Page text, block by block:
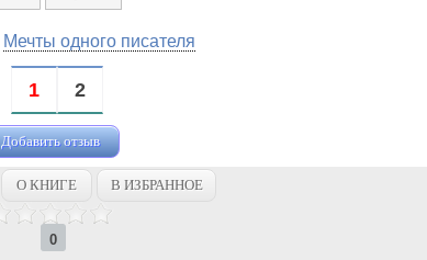
Мечты одного писателя
1 2
Добавить отзыв
О КНИГЕ В ИЗБРАННОЕ
0